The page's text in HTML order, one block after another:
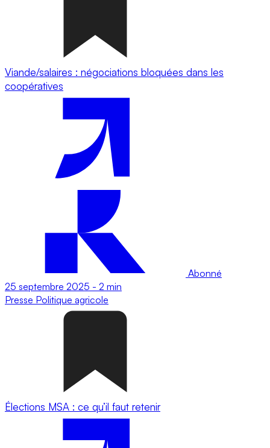
Viande/salaires : négociations bloquées dans les
coopératives
Abonné
25 septembre 2025 - 2 min
Presse Politique agricole
Élections MSA : ce qu’il faut retenir